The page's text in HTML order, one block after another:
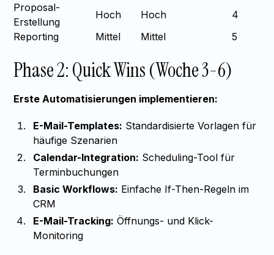
Proposal-
Erstellung
Hoch Hoch
4
Reporting
Mittel Mittel 5
Phase 2: Quick Wins (Woche 3-6)
Erste Automatisierungen implementieren:
E-Mail-Templates: Standardisierte Vorlagen für
häufige Szenarien
Calendar-Integration: Scheduling-Tool für
Terminbuchungen
Basic Workflows: Einfache If-Then-Regeln im
CRM
E-Mail-Tracking: Öffnungs- und Klick-
Monitoring